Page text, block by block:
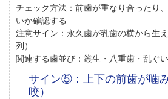
チェック方法：前歯が重なり合ったり
いか確認する
注意サイン： 永久歯が乳歯の横から生
列）
関連する歯並び：叢生・八重歯・乱ぐ
サイン⑤：上下の前歯が噛
咬）